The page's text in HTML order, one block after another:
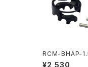
RCM-BHAP-
ウルトラライトボ
¥2,530